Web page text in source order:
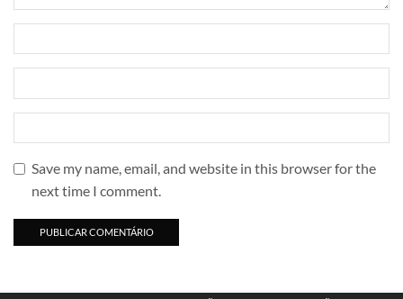
Save my name, email, and website in this browser for the
next time I comment.